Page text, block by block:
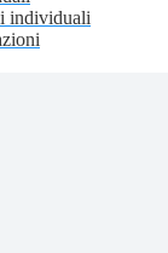
individuali